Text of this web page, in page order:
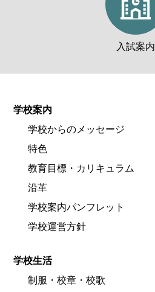
入試案内
学校案内
学校からのメッセージ
特色
教育目標・カリキュラム
沿革
学校案内パンフレット
学校運営方針
学校生活
制服・校章・校歌